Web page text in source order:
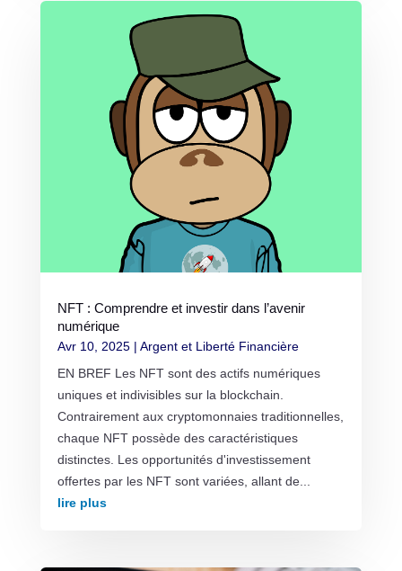
NFT : Comprendre et investir dans l’avenir
numérique
Avr 10, 2025| Argent et Liberté Financière
EN BREF Les NFT sont des actifs numériques
uniques et indivisibles sur la blockchain.
Contrairement aux cryptomonnaies traditionnelles,
chaque NFT possède des caractéristiques
distinctes. Les opportunités d'investissement
offertes par les NFT sont variées, allant de...
lire plus